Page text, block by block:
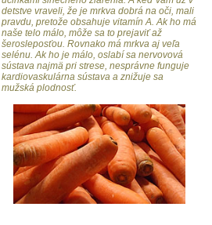
detstve vraveli, že je mrkva dobrá na oči, mali
pravdu, pretože obsahuje vitamín A. Ak ho má
naše telo málo, môže sa to prejaviť až
šerosleposťou. Rovnako má mrkva aj veľa
selénu. Ak ho je málo, oslabí sa nervovová
sústava najmä pri strese, nesprávne funguje
kardiovaskulárna sústava a znižuje sa
mužská plodnosť.